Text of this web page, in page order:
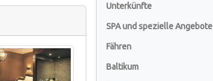
Unterkünfte
SPA und spezielle Angebote
Fähren
Baltikum